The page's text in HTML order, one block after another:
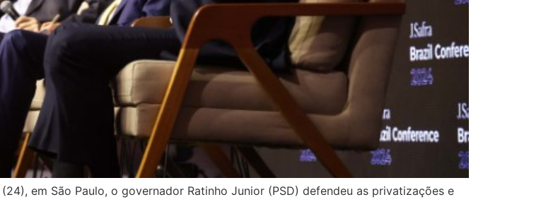
em São Paulo, o governador Ratinho Junior (PSD) defendeu as privatizações e